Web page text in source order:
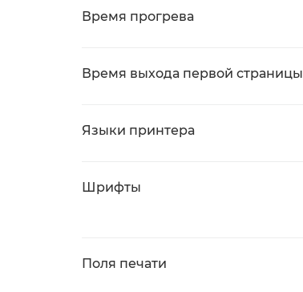
Время прогрева
Время выхода первой страницы
Языки принтера
Шрифты
Поля печати